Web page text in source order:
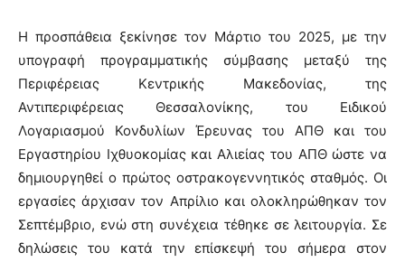
Η προσπάθεια ξεκίνησε τον Μάρτιο του 2025, με την
υπογραφή προγραμματικής σύμβασης μεταξύ της
Περιφέρειας Κεντρικής Μακεδονίας, της
Αντιπεριφέρειας Θεσσαλονίκης, του Ειδικού
Λογαριασμού Κονδυλίων Έρευνας του ΑΠΘ και του
Εργαστηρίου Ιχθυοκομίας και Αλιείας του ΑΠΘ ώστε να
δημιουργηθεί ο πρώτος οστρακογεννητικός σταθμός. Οι
εργασίες άρχισαν τον Απρίλιο και ολοκληρώθηκαν τον
Σεπτέμβριο, ενώ στη συνέχεια τέθηκε σε λειτουργία. Σε
δηλώσεις του κατά την επίσκεψή του σήμερα στον